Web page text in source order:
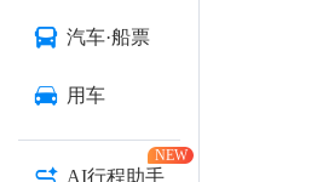
汽车·船票
用车
AI行程助手
NEW